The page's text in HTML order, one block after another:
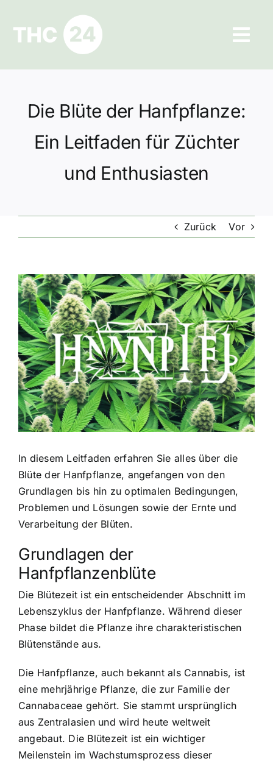
springen
Ratgeber
Hilfe und Kontakt
Datenschutz
Die Blüte der Hanfpflanze:
Ein Leitfaden für Züchter
und Enthusiasten
Zurück Vor
Zeige
grösseres
Bild
In diesem Leitfaden erfahren Sie alles über die
Blüte der Hanfpflanze, angefangen von den
Grundlagen bis hin zu optimalen Bedingungen,
Problemen und Lösungen sowie der Ernte und
Verarbeitung der Blüten.
Grundlagen der
Hanfpflanzenblüte
Die Blütezeit ist ein entscheidender Abschnitt im
Lebenszyklus der Hanfpflanze. Während dieser
Phase bildet die Pflanze ihre charakteristischen
Blütenstände aus.
Die Hanfpflanze, auch bekannt als Cannabis, ist
eine mehrjährige Pflanze, die zur Familie der
Cannabaceae gehört. Sie stammt ursprünglich
aus Zentralasien und wird heute weltweit
angebaut. Die Blütezeit ist ein wichtiger
Meilenstein im Wachstumsprozess dieser